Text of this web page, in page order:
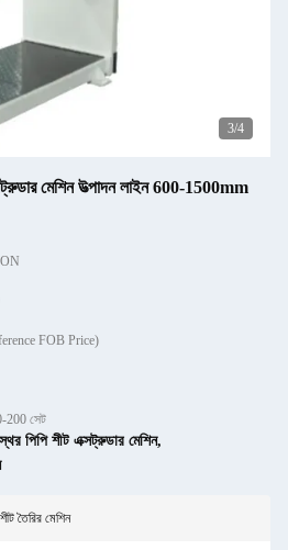
3/4
মেশিন উত্পাদন লাইন 600-1500mm
FOB Price)
200 সেট
পিপি শীট এক্সট্রুডার মেশিন,
শীট তৈরির মেশিন